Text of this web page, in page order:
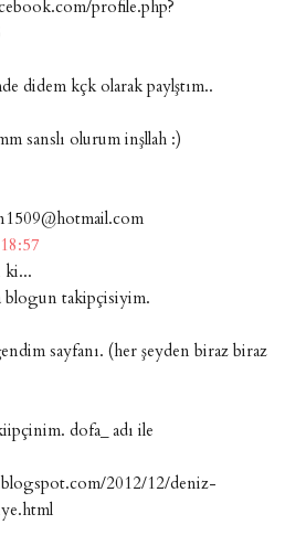
profile.php?
didem kçk olarak paylştım..
sanslı olurum inşllah :)
ki...
blogun takipçisiyim.
sayfanı. (her şeyden biraz biraz
dofa_ adı ile
2012/12/deniz-